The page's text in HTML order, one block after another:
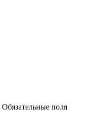
Обязательные поля